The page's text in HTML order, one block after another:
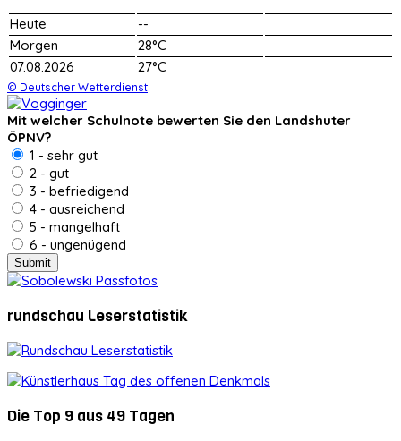
Heute
--
Morgen
28°C
07.08.2026
27°C
© Deutscher Wetterdienst
Mit welcher Schulnote bewerten Sie den Landshuter
ÖPNV?
1 - sehr gut
2 - gut
3 - befriedigend
4 - ausreichend
5 - mangelhaft
6 - ungenügend
rundschau Leserstatistik
Die Top 9 aus 49 Tagen